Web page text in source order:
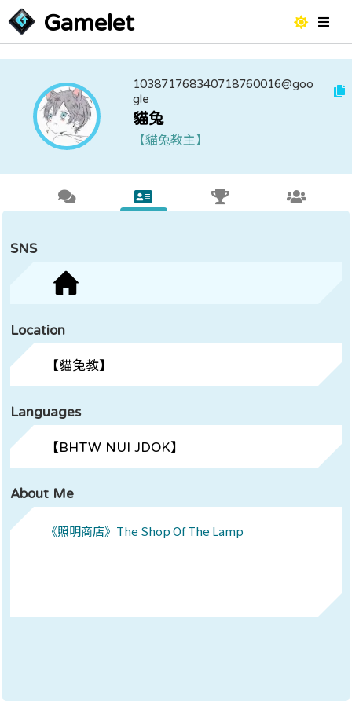
Gamelet
103871768340718760016@goo
gle
貓兔
【貓兔教主】
SNS
Location
【貓兔教】
Languages
【BHTW NUI JDOK】
About Me
《照明商店》The Shop Of The Lamp